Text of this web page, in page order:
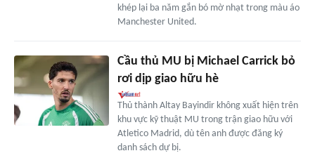
khép lại ba năm gắn bó mờ nhạt trong màu áo
Manchester United.
Cầu thủ MU bị Michael Carrick bỏ
rơi dịp giao hữu hè
Thủ thành Altay Bayindir không xuất hiện trên
khu vực kỹ thuật MU trong trận giao hữu với
Atletico Madrid, dù tên anh được đăng ký
danh sách dự bị.